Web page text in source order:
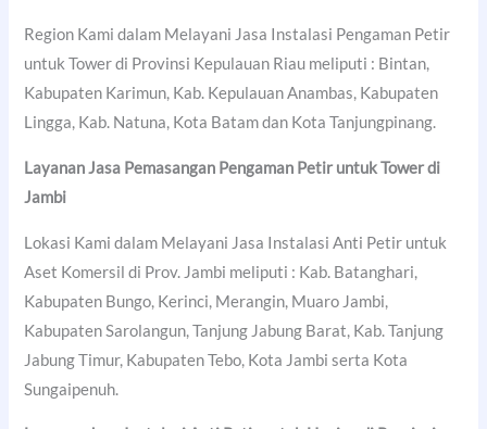
Region Kami dalam Melayani Jasa Instalasi Pengaman Petir
untuk Tower di Provinsi Kepulauan Riau meliputi : Bintan,
Kabupaten Karimun, Kab. Kepulauan Anambas, Kabupaten
Lingga, Kab. Natuna, Kota Batam dan Kota Tanjungpinang.
Layanan Jasa Pemasangan Pengaman Petir untuk Tower di
Jambi
Lokasi Kami dalam Melayani Jasa Instalasi Anti Petir untuk
Aset Komersil di Prov. Jambi meliputi : Kab. Batanghari,
Kabupaten Bungo, Kerinci, Merangin, Muaro Jambi,
Kabupaten Sarolangun, Tanjung Jabung Barat, Kab. Tanjung
Jabung Timur, Kabupaten Tebo, Kota Jambi serta Kota
Sungaipenuh.